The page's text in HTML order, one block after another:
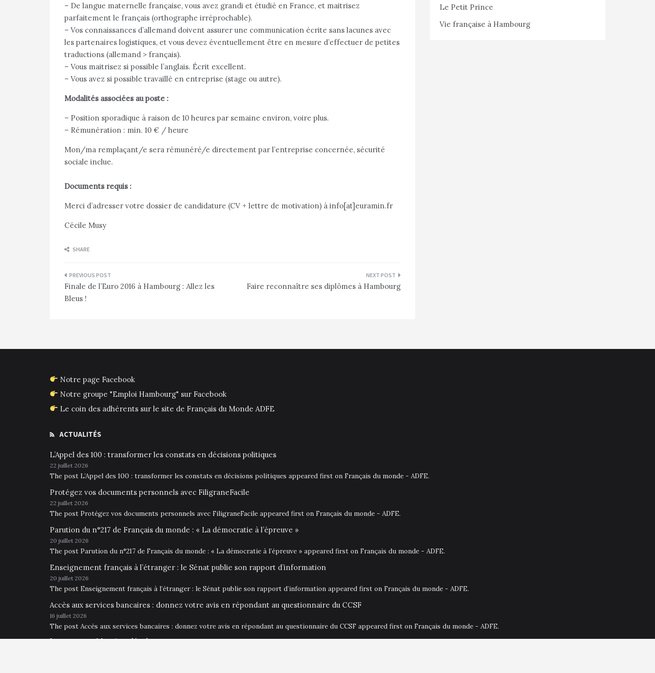
– De langue maternelle française, vous avez grandi et étudié en France, et maitrisez
parfaitement le français (orthographe irréprochable).
– Vos connaissances d’allemand doivent assurer une communication écrite sans lacunes avec
les partenaires logistiques, et vous devez éventuellement être en mesure d’effectuer de petites
traductions (allemand > français).
– Vous maitrisez si possible l’anglais. Écrit excellent.
– Vous avez si possible travaillé en entreprise (stage ou autre).
Modalités associées au poste :
– Position sporadique à raison de 10 heures par semaine environ, voire plus.
– Rémunération : min. 10 € / heure
Mon/ma remplaçant/e sera rémunéré/e directement par l’entreprise concernée, sécurité
sociale inclue.
Documents requis :
Merci d’adresser votre dossier de candidature (CV + lettre de motivation) à info[at]euramin.fr
Cécile Musy
SHARE
Navigation
de
Finale de l’Euro 2016 à Hambourg : Allez les
Bleus !
Faire reconnaître ses diplômes à Hambourg
Le Petit Prince
Vie française à Hambourg
Notre page Facebook
Notre groupe "Emploi Hambourg" sur Facebook
Le coin des adhérents sur le site de Français du Monde ADFE
ACTUALITÉS
L’Appel des 100 : transformer les constats en décisions politiques
22 juillet 2026
The post L’Appel des 100 : transformer les constats en décisions politiques appeared first on Français du monde - ADFE.
Protégez vos documents personnels avec FiligraneFacile
22 juillet 2026
The post Protégez vos documents personnels avec FiligraneFacile appeared first on Français du monde - ADFE.
Parution du n°217 de Français du monde : « La démocratie à l’épreuve »
20 juillet 2026
The post Parution du n°217 de Français du monde : « La démocratie à l’épreuve » appeared first on Français du monde - ADFE.
Enseignement français à l’étranger : le Sénat publie son rapport d’information
20 juillet 2026
The post Enseignement français à l’étranger : le Sénat publie son rapport d’information appeared first on Français du monde - ADFE.
Accès aux services bancaires : donnez votre avis en répondant au questionnaire du CCSF
16 juillet 2026
The post Accès aux services bancaires : donnez votre avis en répondant au questionnaire du CCSF appeared first on Français du monde - ADFE.
Impressum • Mentions légales